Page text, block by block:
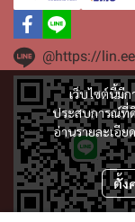
เว็บไซต์นี้มี
ประสบการณ์ที่ดี
อ่านรายละเอีย
ตั้ง
@https://